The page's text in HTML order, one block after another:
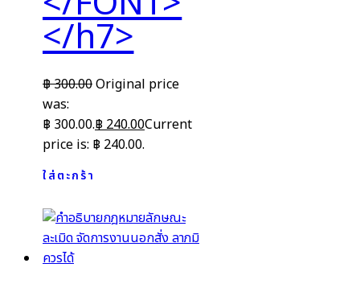
</h7>
฿300.00Original price
was:
฿ 300.00.฿ 240.00Current
price is: ฿ 240.00.
ใส่ตะกร้า